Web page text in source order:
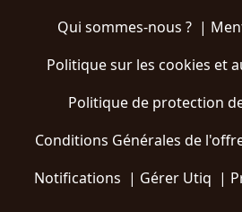
Qui sommes-nous ?|
Politique sur les cookies et
Politique de protection
Conditions Générales de
Notifications | Gérer Utiq |